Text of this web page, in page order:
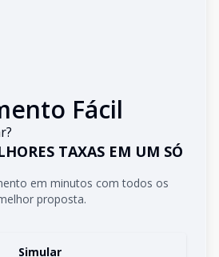
Fácil
TAXAS EM UM SÓ
em minutos com todos os
proposta.
Simular